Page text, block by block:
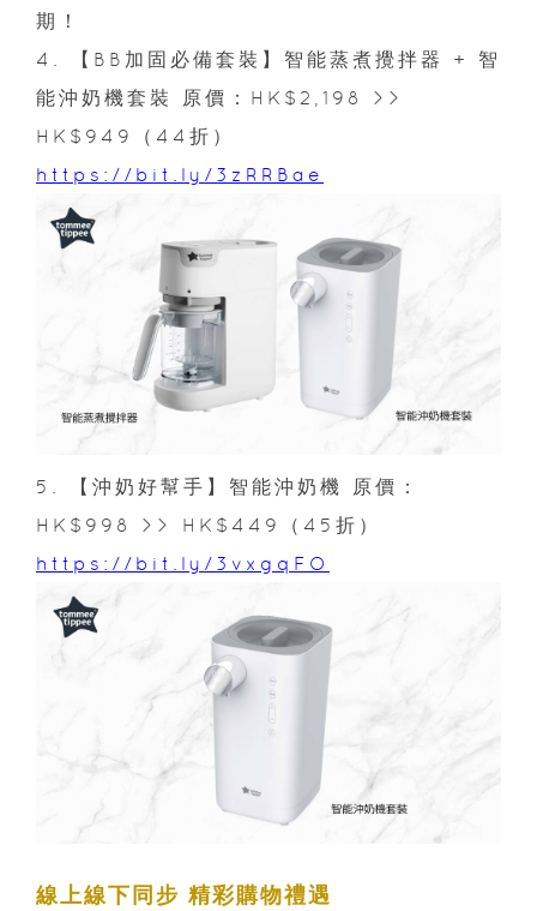
期！
4. 【BB加固必備套裝】智能蒸煮攪拌器 + 智
能沖奶機套裝 原價：HK$2,198 >>
HK$949（44折）
https://bit.ly/3zRRBae
5. 【沖奶好幫手】智能沖奶機 原價：
HK$998 >> HK$449（45折）
https://bit.ly/3vxgqFO
線上線下同步 精彩購物禮遇